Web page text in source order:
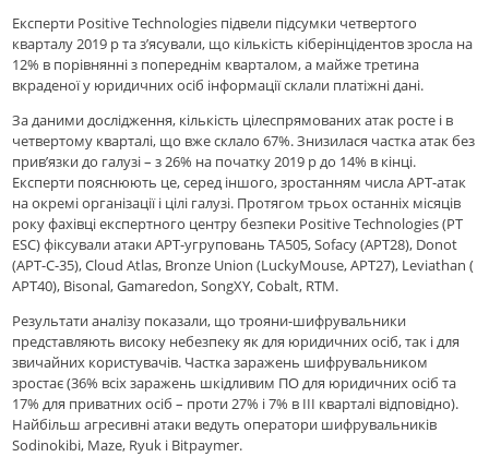
Експерти Positive Technologies підвели підсумки четвертого
кварталу 2019 р та з’ясували, що кількість кіберінцідентов зросла на
12% в порівнянні з попереднім кварталом, а майже третина
вкраденої у юридичних осіб інформації склали платіжні дані.
За даними дослідження, кількість цілеспрямованих атак росте і в
четвертому кварталі, що вже склало 67%. Знизилася частка атак без
прив’язки до галузі – з 26% на початку 2019 р до 14% в кінці.
Експерти пояснюють це, серед іншого, зростанням числа APT-атак
на окремі організації і цілі галузі. Протягом трьох останніх місяців
року фахівці експертного центру безпеки Positive Technologies (PT
ESC) фіксували атаки APT-угруповань TA505, Sofacy (APT28), Donot
(APT-C-35), Cloud Atlas, Bronze Union (LuckyMouse, APT27), Leviathan (
APT40), Bisonal, Gamaredon, SongXY, Cobalt, RTM.
Результати аналізу показали, що трояни-шифрувальники
представляють високу небезпеку як для юридичних осіб, так і для
звичайних користувачів. Частка заражень шифрувальником
зростає (36% всіх заражень шкідливим ПО для юридичних осіб та
17% для приватних осіб – проти 27% і 7% в III кварталі відповідно).
Найбільш агресивні атаки ведуть оператори шифрувальників
Sodinokibi, Maze, Ryuk і Bitpaymer.